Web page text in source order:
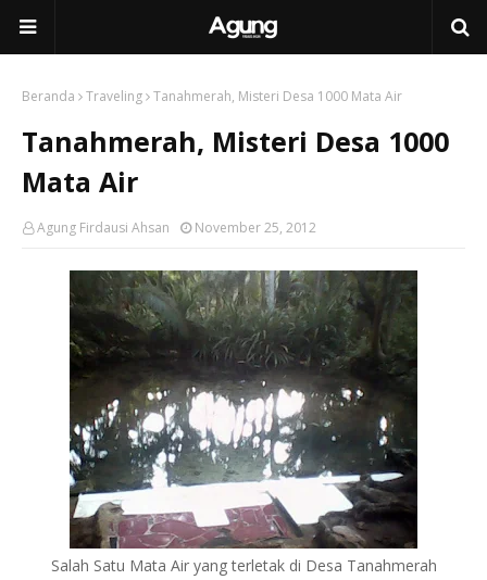
Beranda Traveling Tanahmerah, Misteri Desa 1000 Mata Air
Tanahmerah, Misteri Desa 1000
Mata Air
Agung Firdausi Ahsan November 25, 2012
Salah Satu Mata Air yang terletak di Desa Tanahmerah